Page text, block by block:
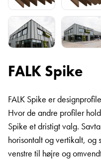
FALK Spike
FALK Spike er
Hvor de andre profiler
Spike et dristigt valg.
horisontalt og vertikalt, og
venstre til højre og